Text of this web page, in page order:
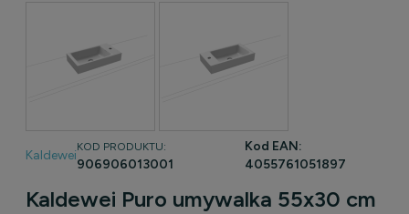
Kaldewei
KOD PRODUKTU:
906906013001
Kod EAN:
4055761051897
Kaldewei Puro umywalka 55x30 cm